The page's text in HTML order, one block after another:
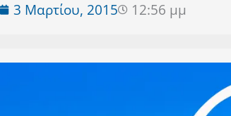
3 Μαρτίου, 2015 12:56 μμ